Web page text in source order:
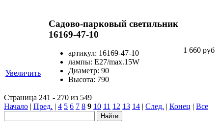
Увеличить
Садово-парковый светильник
16169-47-10
артикул: 16169-47-10
лампы: E27/max.15W
Диаметр: 90
Высота: 790
1 660 руб
Страница 241 - 270 из 549
Начало | Пред. | 4 5 6 7 8 9 10 11 12 13 14 | След. | Конец | Все